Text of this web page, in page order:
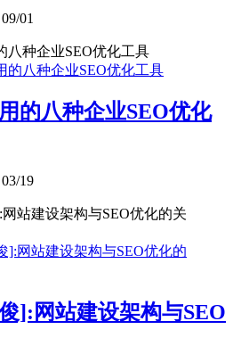
09/01
八种企业SEO优化工具
的八种企业SEO优化
03/19
站建设架构与SEO优化的关
]:网站建设架构与SEO